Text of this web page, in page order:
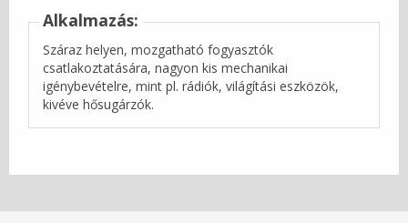
Alkalmazás:
Száraz helyen, mozgatható fogyasztók
csatlakoztatására, nagyon kis mechanikai
igénybevételre, mint pl. rádiók, világítási eszközök,
kivéve hősugárzók.